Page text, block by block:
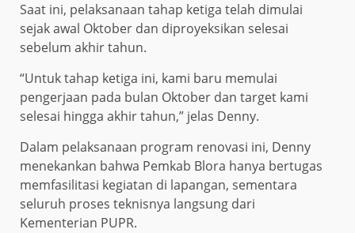
Saat ini, pelaksanaan tahap ketiga telah dimulai
sejak awal Oktober dan diproyeksikan selesai
sebelum akhir tahun.
“Untuk tahap ketiga ini, kami baru memulai
pengerjaan pada bulan Oktober dan target kami
selesai hingga akhir tahun,” jelas Denny.
Dalam pelaksanaan program renovasi ini, Denny
menekankan bahwa Pemkab Blora hanya bertugas
memfasilitasi kegiatan di lapangan, sementara
seluruh proses teknisnya langsung dari
Kementerian PUPR.